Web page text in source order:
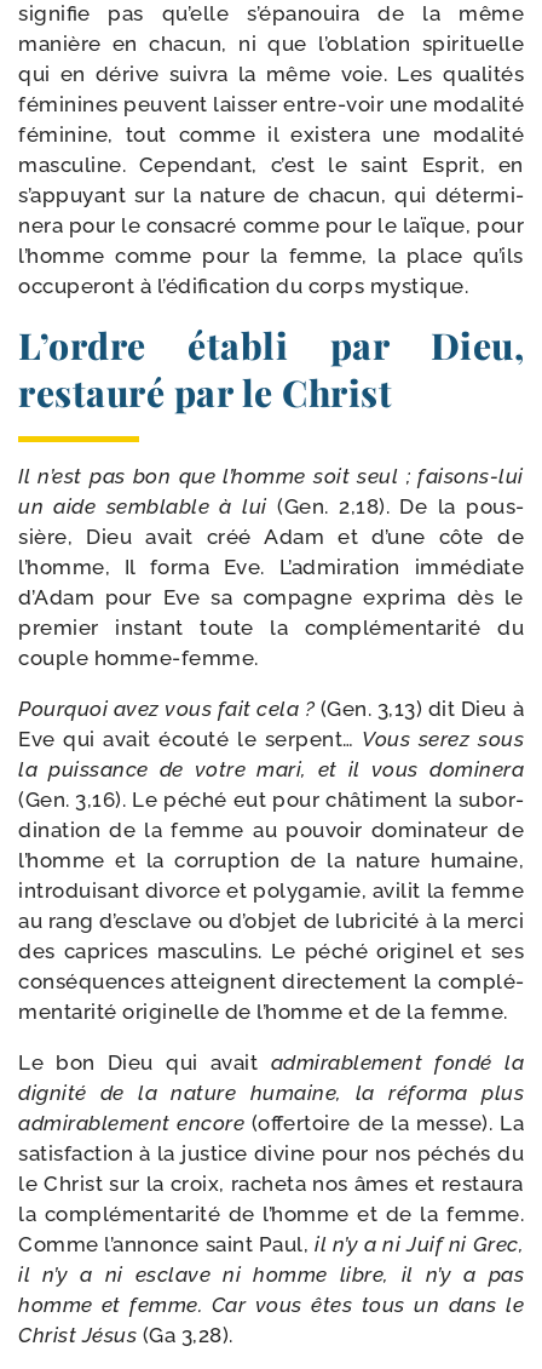
signi­fie pas qu’elle s’épanouira de la même
manière en cha­cun, ni que l’o­bla­tion spi­ri­tuelle
qui en dérive sui­vra la même voie. Les qua­li­tés
fémi­nines peuvent lais­ser entre-​voir une moda­li­té
fémi­nine, tout comme il exis­te­ra une moda­li­té
mas­cu­line. Cependant, c’est le saint Esprit, en
s’appuyant sur la nature de cha­cun, qui déter­mi­
ne­ra pour le consa­cré comme pour le laïque, pour
l’homme comme pour la femme, la place qu’ils
occu­pe­ront à l’édification du corps mystique.
L’ordre établi par Dieu,
restauré par le Christ
Il n’est pas bon que l’homme soit seul ; faisons-​lui
un aide sem­blable à lui (Gen. 2,18). De la pous­
sière, Dieu avait créé Adam et d’une côte de
l’homme, Il for­ma Eve. L’admiration immé­diate
d’Adam pour Eve sa com­pagne expri­ma dès le
pre­mier ins­tant toute la com­plé­men­ta­ri­té du
couple homme-femme.
Pourquoi avez vous fait cela ? (Gen. 3,13) dit Dieu à
Eve qui avait écou­té le ser­pent… Vous serez sous
la puis­sance de votre mari, et il vous domi­ne­ra
(Gen. 3,16). Le péché eut pour châ­ti­ment la subor­
di­na­tion de la femme au pou­voir domi­na­teur de
l’homme et la cor­rup­tion de la nature humaine,
intro­dui­sant divorce et poly­ga­mie, avi­lit la femme
au rang d’esclave ou d’objet de lubri­ci­té à la mer­ci
des caprices mas­cu­lins. Le péché ori­gi­nel et ses
consé­quences atteignent direc­te­ment la com­plé­
men­ta­ri­té ori­gi­nelle de l’homme et de la femme.
Le bon Dieu qui avait admi­ra­ble­ment fon­dé la
digni­té de la nature humaine, la réfor­ma plus
admi­ra­ble­ment encore (offer­toire de la messe). La
satis­fac­tion à la jus­tice divine pour nos péchés du
le Christ sur la croix, rache­ta nos âmes et res­tau­ra
la com­plé­men­ta­ri­té de l’homme et de la femme.
Comme l’annonce saint Paul, il n’y a ni Juif ni Grec,
il n’y a ni esclave ni homme libre, il n’y a pas
homme et femme. Car vous êtes tous un dans le
Christ Jésus (Ga 3,28).